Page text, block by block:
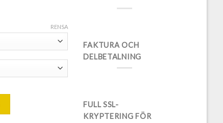
RENSA
FAKTURA OCH
DELBETALNING
FULL SSL-
KRYPTERING FÖR